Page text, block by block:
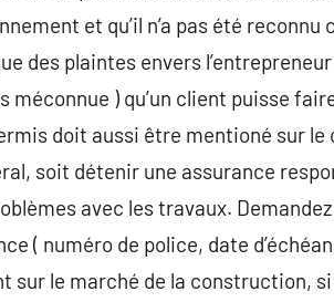
et qu’il n’a pas été reconnu
des plaintes envers l’entrepreneur
) qu’un client puisse
doit aussi être mentioné sur
soit détenir une assurance
avec les travaux.
( numéro de police, date
sur le marché de la construction,